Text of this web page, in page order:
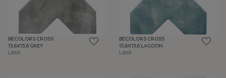
BECOLORS CROSS
13,6X13,6 GREY
LB68
BECOLORS CROSS
13,6X13,6 LAGOON
LB68